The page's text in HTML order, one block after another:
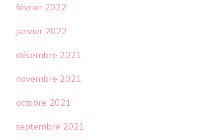
février 2022
janvier 2022
décembre 2021
novembre 2021
octobre 2021
septembre 2021